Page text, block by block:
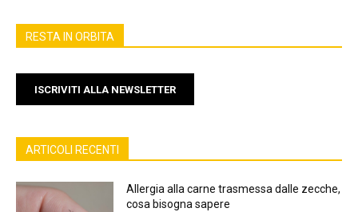
RESTA IN ORBITA
ISCRIVITI ALLA NEWSLETTER
ARTICOLI RECENTI
Allergia alla carne trasmessa dalle zecche,
cosa bisogna sapere